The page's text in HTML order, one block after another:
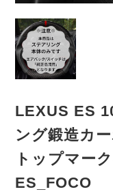
LEXUS ES
ング鍛造カ
トップマー
ES_FOCO